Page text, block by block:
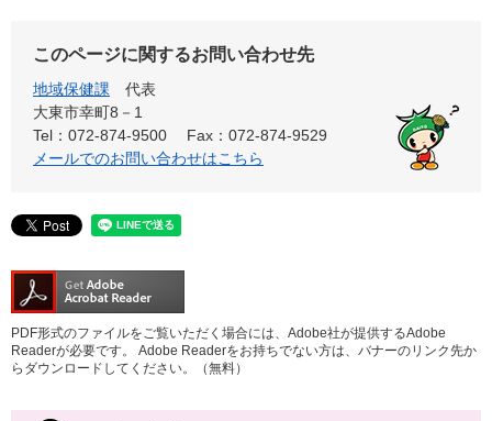
このページに関するお問い合わせ先
地域保健課
代表
大東市幸町8－1
Tel：072-874-9500
Fax：072-874-9529
メールでのお問い合わせはこちら
PDF形式のファイルをご覧いただく場合には、Adobe社が提供するAdobe
Readerが必要です。
Adobe Readerをお持ちでない方は、バナーのリンク先か
らダウンロードしてください。（無料）